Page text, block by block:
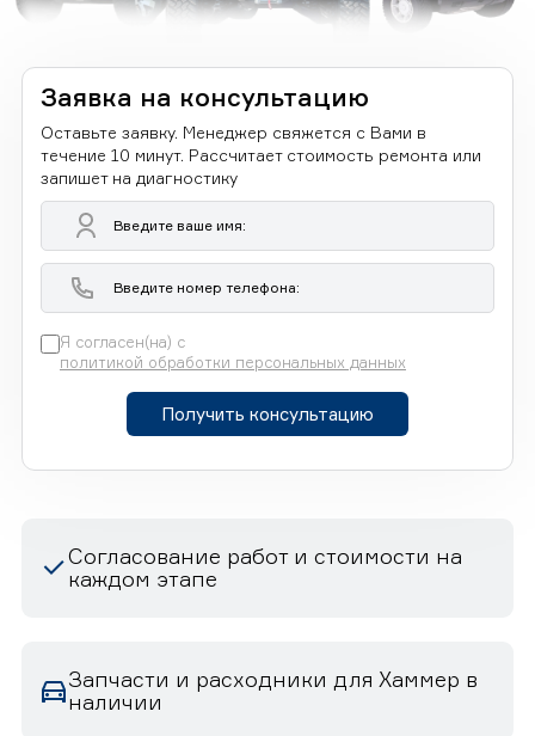
Заявка на консультацию
Оставьте заявку. Менеджер свяжется с Вами в
течение 10 минут. Рассчитает стоимость ремонта или
запишет на диагностику
Я согласен(на) с
политикой обработки персональных данных
Получить консультацию
Согласование работ и стоимости на
каждом этапе
Запчасти и расходники для Хаммер в
наличии